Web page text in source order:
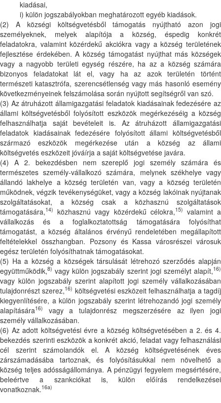
kiadásai,
i) külön jogszabályokban meghatározott egyéb kiadások.
(2) A községi költségvetésből támogatás nyújtható azon jogi
személyeknek, melyek alapítója a község, éspedig konkrét
feladatokra, valamint közérdekű akciókra vagy a község területének
fejlesztése érdekében. A község támogatást nyújthat más községek
vagy a nagyobb területi egység részére, ha az a község számára
bizonyos feladatokat lát el, vagy ha az azok területén történt
természeti katasztrófa, szerencsétlenség vagy más hasonló esemény
következményeinek felszámolása során nyújtott segítségről van szó.
(3) Az átruházott államigazgatási feladatok kiadásainak fedezésére az
állami költségvetésből folyósított eszközök megérkezéséig a község
felhasználhatja saját bevételeit is. Az átruházott államigazgatási
feladatok kiadásainak fedezésére folyósított állami költségvetésből
származó eszközök megérkezése után a község az állami
költségvetés eszközeit jóváírja a saját költségvetése javára.
(4) A 2. bekezdésben nem szereplő jogi személy számára és
természetes személy-vállalkozó számára, melynek székhelye vagy
állandó lakhelye a község területén van, vagy a község területén
működnek, végzik tevékenységüket, vagy a község lakóinak nyújtanak
szolgáltatásokat, a község csak a közhasznú szolgáltatások
támogatására,14) közhasznú vagy közérdekű célokra,15) valamint a
vállalkozás és a foglalkoztatottság támogatására folyósíthat
támogatást, a község általános érvényű rendeletében megállapított
feltételekkel összhangban. Pozsony és Kassa városrészei városuk
egész területén folyósíthatnak támogatásokat.
(5) Ha a község a községek társulását létrehozó szerződés alapján
együttműködik,8) vagy külön jogszabály szerint jogi személyt alapít,16)
vagy külön jogszabály szerint alapított jogi személy vállalkozásában
tulajdonrészt szerez,16) költségvetési eszközeit felhasználhatja a tagdíj
kiegyenlítésére, a külön jogszabály szerint létrehozandó jogi személy
alapítására16)
vagy a tulajdonrész megszerzésére az ilyen jogi
személy vállalkozásában.
(6) Az adott költségvetési évre a község költségvetésében a 2. és 4.
bekezdés szerinti eszközök a konkrét akció, feladat vagy felhasználási
cél szerint számolandók el. A község költségvetésének éves
zárszámadásába tartoznak, és folyósításukkal nem növelhető a
község teljes adósságállománya. A pénzügyi fegyelem megsértésére,
beleértve a szankciókat is, külön előírás rendelkezései
vonatkoznak.16a)